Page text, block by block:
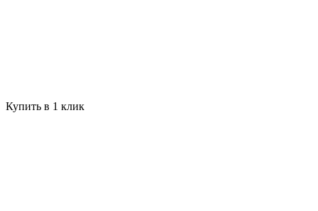
Купить в 1 клик